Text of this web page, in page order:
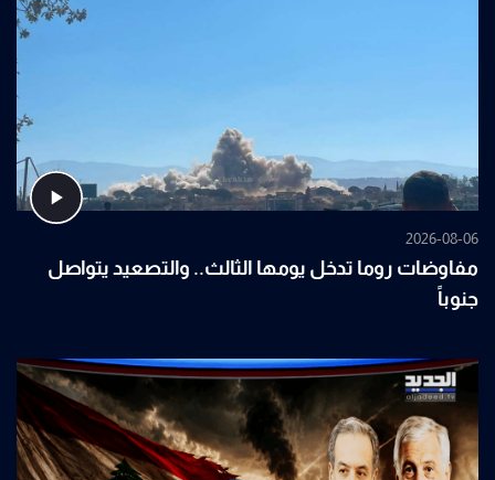
2026-08-06
مفاوضات روما تدخل يومها الثالث.. والتصعيد يتواصل
جنوباً